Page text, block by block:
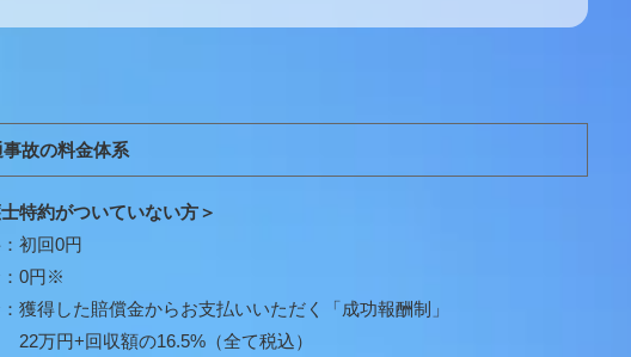
故の料金体系
特約がついていない方＞
初回0円
0円※
獲得した賠償金からお支払いいただく「成功報酬制」
22万円+回収額の16.5%（全て税込）